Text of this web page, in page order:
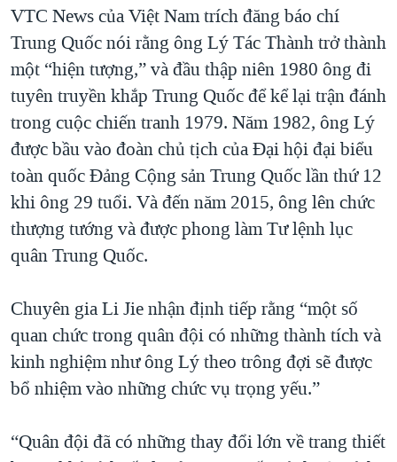
VTC News của Việt Nam trích đăng báo chí
Trung Quốc nói rằng ông Lý Tác Thành trở thành
một “hiện tượng,” và đầu thập niên 1980 ông đi
tuyên truyền khắp Trung Quốc để kể lại trận đánh
trong cuộc chiến tranh 1979. Năm 1982, ông Lý
được bầu vào đoàn chủ tịch của Đại hội đại biểu
toàn quốc Đảng Cộng sản Trung Quốc lần thứ 12
khi ông 29 tuổi. Và đến năm 2015, ông lên chức
thượng tướng và được phong làm Tư lệnh lục
quân Trung Quốc.
Chuyên gia Li Jie nhận định tiếp rằng “một số
quan chức trong quân đội có những thành tích và
kinh nghiệm như ông Lý theo trông đợi sẽ được
bổ nhiệm vào những chức vụ trọng yếu.”
“Quân đội đã có những thay đổi lớn về trang thiết